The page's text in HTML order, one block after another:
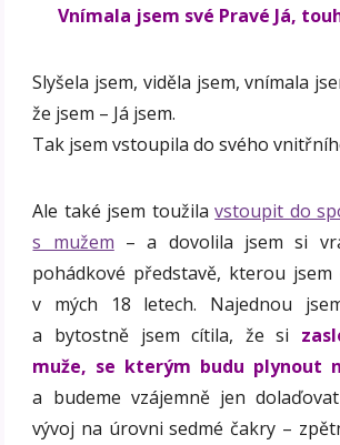
Vnímala jsem své Pravé Já,
Slyšela jsem, viděla jsem, vnímala
že jsem – Já jsem.
Tak jsem vstoupila do svého
Ale také jsem toužilavstoupit do
s mužem – a dovolila jsem si
pohádkové představě, kterou
v mých 18 letech. Najednou
a bytostně jsem cítila, že si
muže, se kterým budu plynout
a budeme vzájemně jen
vývoj na úrovni sedmé čakry –